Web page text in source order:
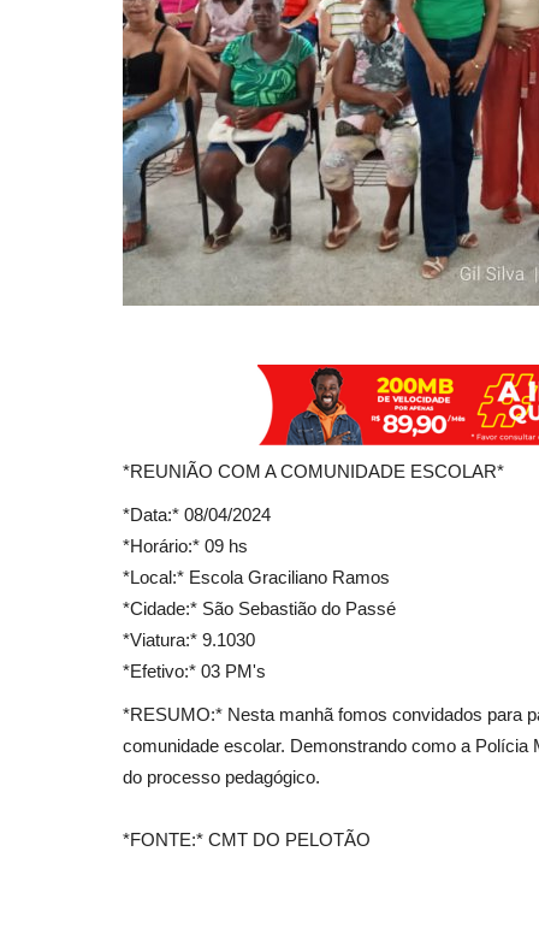
*REUNIÃO COM A COMUNIDADE ESCOLAR*
*Data:* 08/04/2024
*Horário:* 09 hs
*Local:* Escola Graciliano Ramos
*Cidade:* São Sebastião do Passé
*Viatura:* 9.1030
*Efetivo:* 03 PM's
*RESUMO:* Nesta manhã fomos convidados para
comunidade escolar. Demonstrando como a
do processo pedagógico.
*FONTE:* CMT DO PELOTÃO